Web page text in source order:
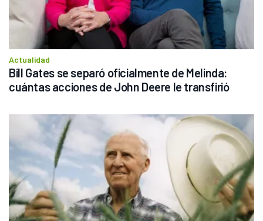
Actualidad
Bill Gates se separó oficialmente de Melinda:
cuántas acciones de John Deere le transfirió